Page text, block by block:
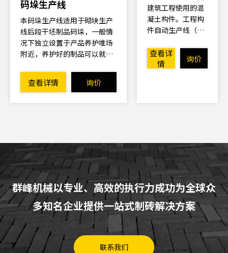
码垛生产线
本码垛生产线适用于砌块生产
线后段干坯制品码垛，一般情
况下独立设置于产品养护堆场
附近，养护好的制品可以就地
查看详情 询价
建筑工程使用的混
凝土构件。工程构
件自动生产线（简
由群峰自主创新设
计制造的高质量混
端，拥有完全的自
主知识产权。
查看详
情
询价
群峰机械以专业、高效的执行力成功为全球众
多知名企业提供一站式制砖解决方案
联系我们